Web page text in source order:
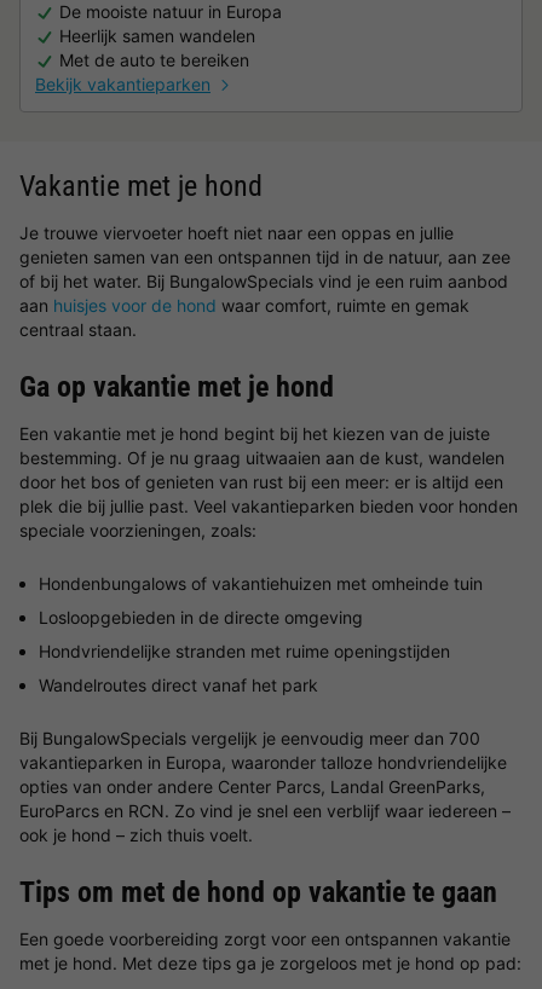
De mooiste natuur in Europa
Heerlijk samen wandelen
Met de auto te bereiken
Bekijk vakantieparken
Vakantie met je hond
Je trouwe viervoeter hoeft niet naar een oppas en jullie
genieten samen van een ontspannen tijd in de natuur, aan zee
of bij het water. Bij BungalowSpecials vind je een ruim aanbod
aan huisjes voor de hond waar comfort, ruimte en gemak
centraal staan.
Ga op vakantie met je hond
Een vakantie met je hond begint bij het kiezen van de juiste
bestemming. Of je nu graag uitwaaien aan de kust, wandelen
door het bos of genieten van rust bij een meer: er is altijd een
plek die bij jullie past. Veel vakantieparken bieden voor honden
speciale voorzieningen, zoals:
Hondenbungalows of vakantiehuizen met omheinde tuin
Losloopgebieden in de directe omgeving
Hondvriendelijke stranden met ruime openingstijden
Wandelroutes direct vanaf het park
Bij BungalowSpecials vergelijk je eenvoudig meer dan 700
vakantieparken in Europa, waaronder talloze hondvriendelijke
opties van onder andere Center Parcs, Landal GreenParks,
EuroParcs en RCN. Zo vind je snel een verblijf waar iedereen –
ook je hond – zich thuis voelt.
Tips om met de hond op vakantie te gaan
Een goede voorbereiding zorgt voor een ontspannen vakantie
met je hond. Met deze tips ga je zorgeloos met je hond op pad: